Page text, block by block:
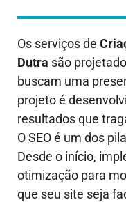
Os serviços de
Dutra são
buscam uma
projeto é
resultados que
O SEO é um dos
Desde o início,
otimização para
que seu site seja